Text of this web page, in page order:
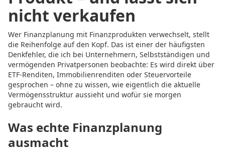
nicht verkaufen
Wer Finanzplanung mit Finanzprodukten verwechselt, stellt
die Reihenfolge auf den Kopf. Das ist einer der häufigsten
Denkfehler, die ich bei Unternehmern, Selbstständigen und
vermögenden Privatpersonen beobachte: Es wird direkt über
ETF-Renditen, Immobilienrenditen oder Steuervorteile
gesprochen – ohne zu wissen, wie eigentlich die aktuelle
Vermögensstruktur aussieht und wofür sie morgen
gebraucht wird.
Was echte Finanzplanung
ausmacht